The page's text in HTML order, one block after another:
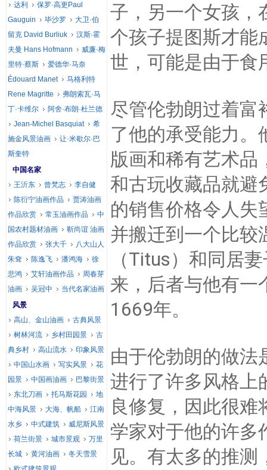
子，另一个女孩，
个孩子提图斯才能
世，可能是由于食
尽管伦勃朗过着富
了他的承受能力。
版画和稀有艺术品
和古玩收藏品就避
的销售价格令人失
并搬迁到一个比较
（Titus）和同居
来，后者与他有一
1669年。
由于伦勃朗的做法
进行了许多风格上
良修复，因此很
学家对于他的许多
见。 有太多的推测
达利
保罗·高更Paul
Gauguin
毕沙罗
大卫·伯
留克 David Burliuk
汉斯·霍
夫曼 Hans Hofmann
威廉·梅
里特·蔡斯
爱德华·马奈
Édouard Manet
马格利特
Rene Magritte
弗朗索瓦·马
丁·卡维尔
阿舍·布朗·杜兰德
Jean-Michel Basquiat
希
施金风景油画
让·米歇尔·巴
斯奎特
中国名家
王沂东
曾梵志
李自健
陈衍宁油画作品
贾涛油画
作品欣赏
常玉油画作品
中
国农村题材油画
靳尚谊 油画
作品欣赏
张大千
八大山人
朱耷
陈逸飞 潘鸿海
徐
悲鸿
艾轩油画作品
周春芽
油画
吴冠中
当代名家油画
风景
高山、金山油画
古典风景
树林河流
乡村田园景
古
典乡村
高山流水
印象风景
中国山水画
写实风景
花
园景
中国画油画
巴黎街景
东北刀画
托马斯花园
地
中海风景
大海、帆船
江南
水乡
中式建筑
威尼斯风景
荷兰街景
城市景观
万里
长城
黄河油画
冬天雪景